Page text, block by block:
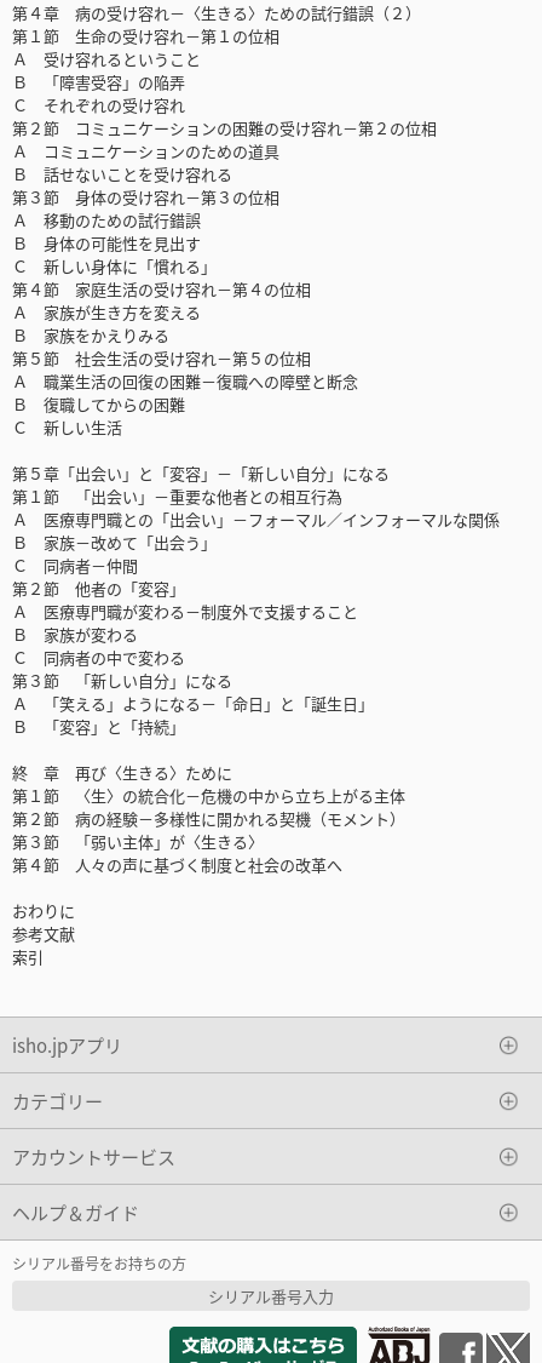
第４章 病の受け容れ－〈生きる〉ための試行錯誤（２）
第１節 生命の受け容れ－第１の位相
Ａ 受け容れるということ
Ｂ 「障害受容」の陥弄
Ｃ それぞれの受け容れ
第２節 コミュニケーションの困難の受け容れ－第２の位相
Ａ コミュニケーションのための道具
Ｂ 話せないことを受け容れる
第３節 身体の受け容れ－第３の位相
Ａ 移動のための試行錯誤
Ｂ 身体の可能性を見出す
Ｃ 新しい身体に「慣れる」
第４節 家庭生活の受け容れ－第４の位相
Ａ 家族が生き方を変える
Ｂ 家族をかえりみる
第５節 社会生活の受け容れ－第５の位相
Ａ 職業生活の回復の困難－復職への障壁と断念
Ｂ 復職してからの困難
Ｃ 新しい生活
第５章「出会い」と「変容」－「新しい自分」になる
第１節 「出会い」－重要な他者との相互行為
Ａ 医療専門職との「出会い」－フォーマル／インフォーマルな関係
Ｂ 家族－改めて「出会う」
Ｃ 同病者－仲間
第２節 他者の「変容」
Ａ 医療専門職が変わる－制度外で支援すること
Ｂ 家族が変わる
Ｃ 同病者の中で変わる
第３節 「新しい自分」になる
Ａ 「笑える」ようになる－「命日」と「誕生日」
Ｂ 「変容」と「持続」
終 章 再び〈生きる〉ために
第１節 〈生〉の統合化－危機の中から立ち上がる主体
第２節 病の経験－多様性に開かれる契機（モメント）
第３節 「弱い主体」が〈生きる〉
第４節 人々の声に基づく制度と社会の改革へ
おわりに
参考文献
索引
isho.jpアプリ
カテゴリー
アカウントサービス
ヘルプ＆ガイド
シリアル番号をお持ちの方
シリアル番号入力